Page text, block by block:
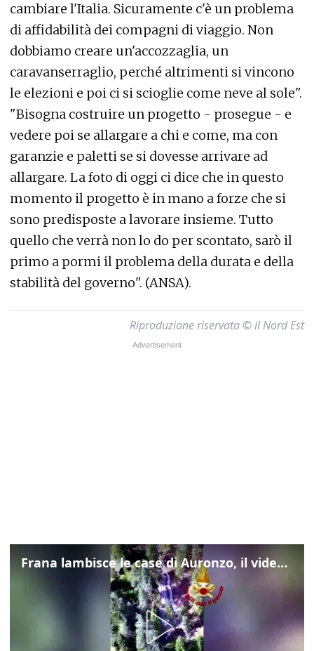
cambiare l'Italia. Sicuramente c'è un problema
di affidabilità dei compagni di viaggio. Non
dobbiamo creare un'accozzaglia, un
caravanserraglio, perché altrimenti si vincono
le elezioni e poi ci si scioglie come neve al sole".
"Bisogna costruire un progetto - prosegue - e
vedere poi se allargare a chi e come, ma con
garanzie e paletti se si dovesse arrivare ad
allargare. La foto di oggi ci dice che in questo
momento il progetto è in mano a forze che si
sono predisposte a lavorare insieme. Tutto
quello che verrà non lo do per scontato, sarò il
primo a pormi il problema della durata e della
stabilità del governo". (ANSA).
Riproduzione riservata © il Nord Est
Frana lambisce le case di Auronzo, il video dall'elicottero dei vigili del fuoco